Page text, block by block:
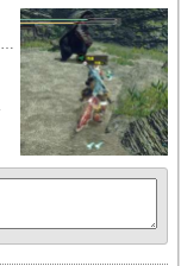
https://sasayabu777game.hatenablog.com/entry/2021/05/27/231716